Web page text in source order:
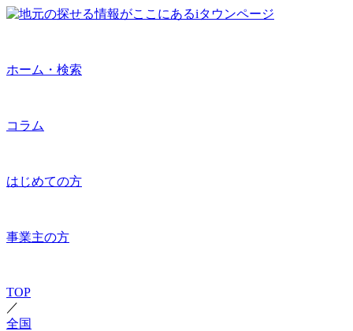
ホーム・検索
コラム
はじめての方
事業主の方
TOP
／
全国